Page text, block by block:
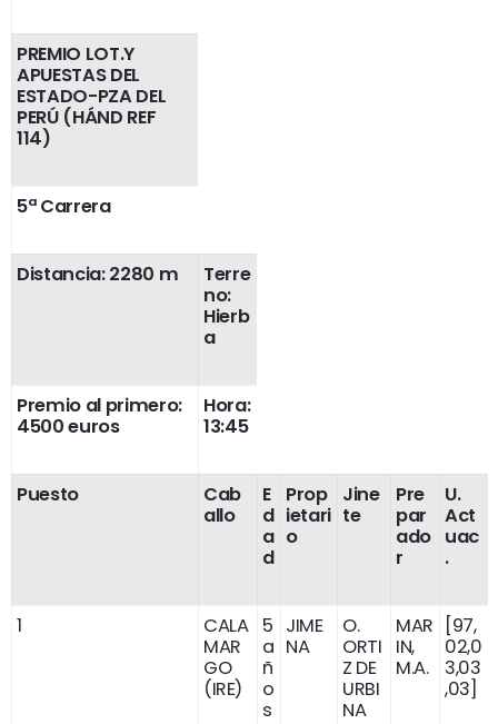
PREMIO LOT.Y
APUESTAS DEL
ESTADO-PZA DEL
PERÚ (HÁND REF
114)
5ª Carrera
Distancia: 2280 m
Terre
no:
Hierb
a
Premio al primero:
4500 euros
Hora:
13:45
Puesto
Cab
allo
E
d
a
d
Prop
ietari
o
Jine
te
Pre
par
ado
r
U.
Act
uac
.
1
CALA
MAR
GO
(IRE)
5
a
ñ
o
s
JIME
NA
O.
ORTI
Z DE
URBI
NA
MAR
IN,
M.A.
[97,
02,0
3,03
,03]